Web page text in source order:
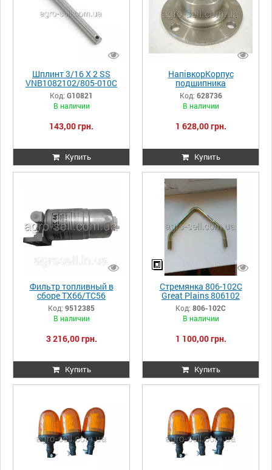
Шплинт 3/16 X 2 SS
VNB1082102/805-010C
GP G10821
Код: G10821
В наличии
143,00 грн.
Купить
НапівкорКорпус
подшипника
молотильного барабана
Claas DOMINATOR MEGA
Lexion 628736
Код: 628736
В наличии
1 628,00 грн.
Купить
Фильтр топливный в
сборе TX66/TC56
9512385
Код: 9512385
В наличии
3 216,00 грн.
Купить
Стремянка 806-102C
Great Plains 806102
Код: 806-102C
В наличии
1 100,00 грн.
Купить